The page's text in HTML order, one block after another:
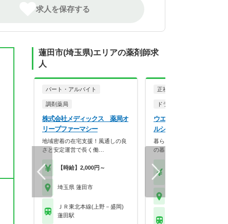
求人を保存する
蓮田市(埼玉県)エリアの薬剤師求
人
パート・アルバイト
調剤薬局
株式会社メディックス 薬局オ
リーブファーマシー
地域密着の在宅支援！風通しの良
さと安定運営で長く働…
【時給】2,000円～
埼玉県 蓮田市
ＪＲ東北本線(上野－盛岡)
蓮田駅
正社員
ドラッグストア（調剤併設
ウエルシア薬局株式会社
ルシア蓮田黒浜店
暮らしを支える仕事だから、
の暮らしも大切に。業…